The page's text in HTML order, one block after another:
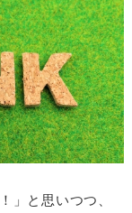
」と思いつつ、